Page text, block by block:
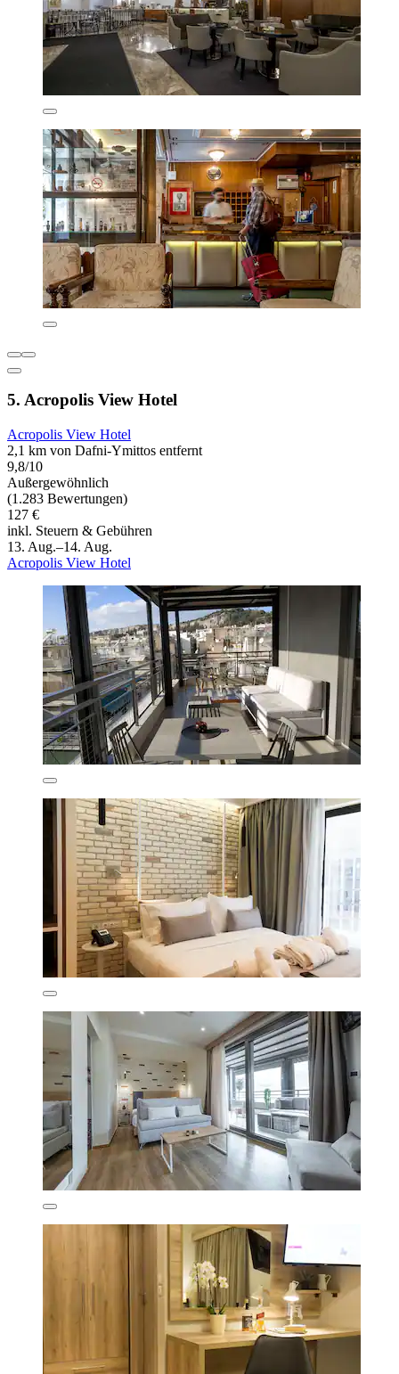
5. Acropolis View Hotel
Acropolis View Hotel
2,1 km von Dafni-Ymittos entfernt
9,8/10
Außergewöhnlich
(1.283 Bewertungen)
127 €
inkl. Steuern & Gebühren
13. Aug.–14. Aug.
Acropolis View Hotel